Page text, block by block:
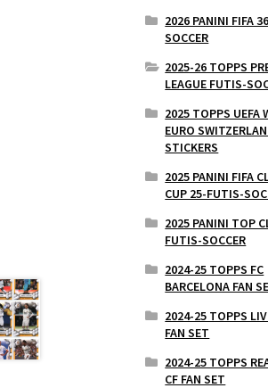
2026 PANINI FIFA
SOCCER
2025-26 TOPPS
LEAGUE FUTIS-
2025 TOPPS UEFA
EURO
STICKERS
2025 PANINI FIFA
CUP 25-FUTIS-
2025 PANINI TOP
FUTIS-SOCCER
2024-25 TOPPS FC
BARCELONA FAN
2024-25 TOPPS
FAN SET
2024-25 TOPPS
CF FAN SET